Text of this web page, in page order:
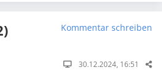
Kommentar schreiben
30.12.2024, 16:51